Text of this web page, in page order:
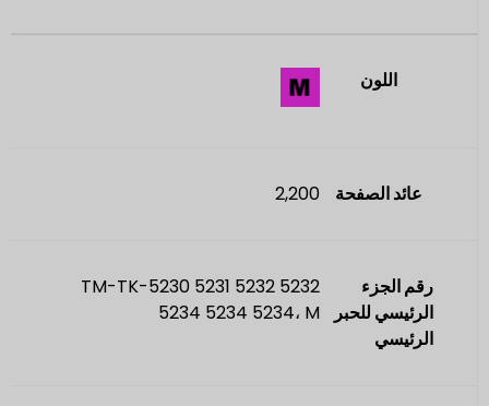
اللون
عائد الصفحة 2,200
رقم الجزء
الرئيسي للحبر
الرئيسي
TM-TK-5230 5231 5232 5232
5234 5234 5234، M